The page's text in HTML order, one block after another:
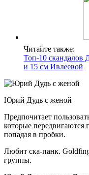
Читайте также:
Топ-10 скандалов
и 15 см Ивлеевой
Юрий Дудь с женой
Предпочитает
которые
попадая в пробки.
Любит ска-панк.
группы.